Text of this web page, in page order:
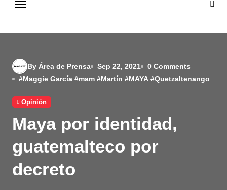
By Área de Prensa Sep 22, 2021
0 Comments
#Maggie García #mam #Martín #MAYA #Quetzaltenango
Opinión
Maya por identidad,
guatemalteco por
decreto